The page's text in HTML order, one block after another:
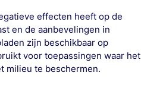
effecten heeft op de
en de aanbevelingen in
zijn beschikbaar op
voor toepassingen waar het
milieu te beschermen.